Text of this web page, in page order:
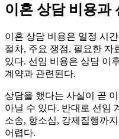
이혼 상담 비용과
이혼 상담 비용은 일정 시
절차, 주요 쟁점, 필요한 자
있다. 선임 비용은 상담 이
계약과 관련된다.
상담을 했다는 사실이 곧
아닐 수 있다. 반대로 선임
소송, 항소심, 강제집행까
어렵다.